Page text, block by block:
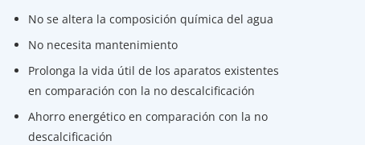
No se altera la composición química del agua
No necesita mantenimiento
Prolonga la vida útil de los aparatos existentes
en comparación con la no descalcificación
Ahorro energético en comparación con la no
descalcificación